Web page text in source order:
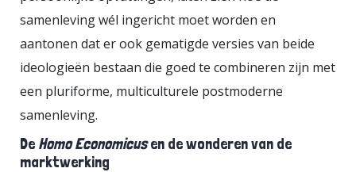
de druk wegviel. De cyclus herhaalt
zich, met dezelfde argumenten.
Hetzelfde geldt voor flexibilisering
van de arbeidsmarkt,
gepresenteerd als motor van
dynamiek en werkgelegenheid.
Wat ontstond is een groeiende
samenleving wél ingericht moet worden en
aantonen dat er ook gematigde versies van beide
ideologieën bestaan die goed te combineren zijn met
een pluriforme, multiculturele postmoderne
samenleving.
De Homo Economicusen de wonderen van de
marktwerking